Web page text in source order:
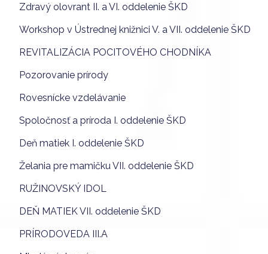
Zdravý olovrant II. a VI. oddelenie ŠKD
Workshop v Ústrednej knižnici V. a VII. oddelenie ŠKD
REVITALIZÁCIA POCITOVÉHO CHODNÍKA
Pozorovanie prírody
Rovesnícke vzdelávanie
Spoločnosť a príroda I. oddelenie ŠKD
Deň matiek I. oddelenie ŠKD
Želania pre mamičku VII. oddelenie ŠKD
RUŽINOVSKÝ IDOL
DEŇ MATIEK VII. oddelenie ŠKD
PRÍRODOVEDA III.A